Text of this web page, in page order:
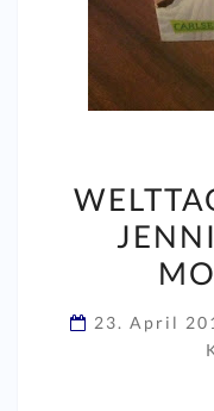
23. April